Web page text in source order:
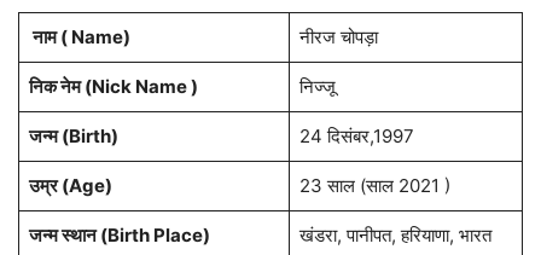
नाम ( Name) नीरज चोपड़ा
निक नेम (Nick Name ) निज्जू
जन्म (Birth) 24 दिसंबर,1997
उम्र (Age) 23 साल (साल 2021 )
जन्म स्थान (Birth Place) खंडरा, पानीपत, हरियाणा, भारत